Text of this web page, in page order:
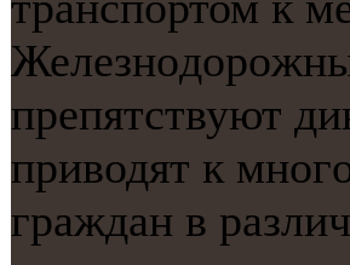
препятствуют
приводят к
граждан в